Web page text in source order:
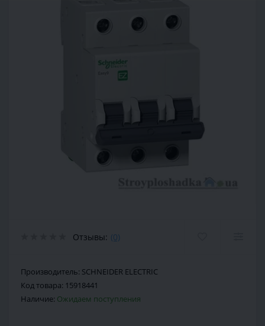
Отзывы: (0)
Производитель: SCHNEIDER ELECTRIC
Код товара: 15918441
Наличие: Ожидаем поступления